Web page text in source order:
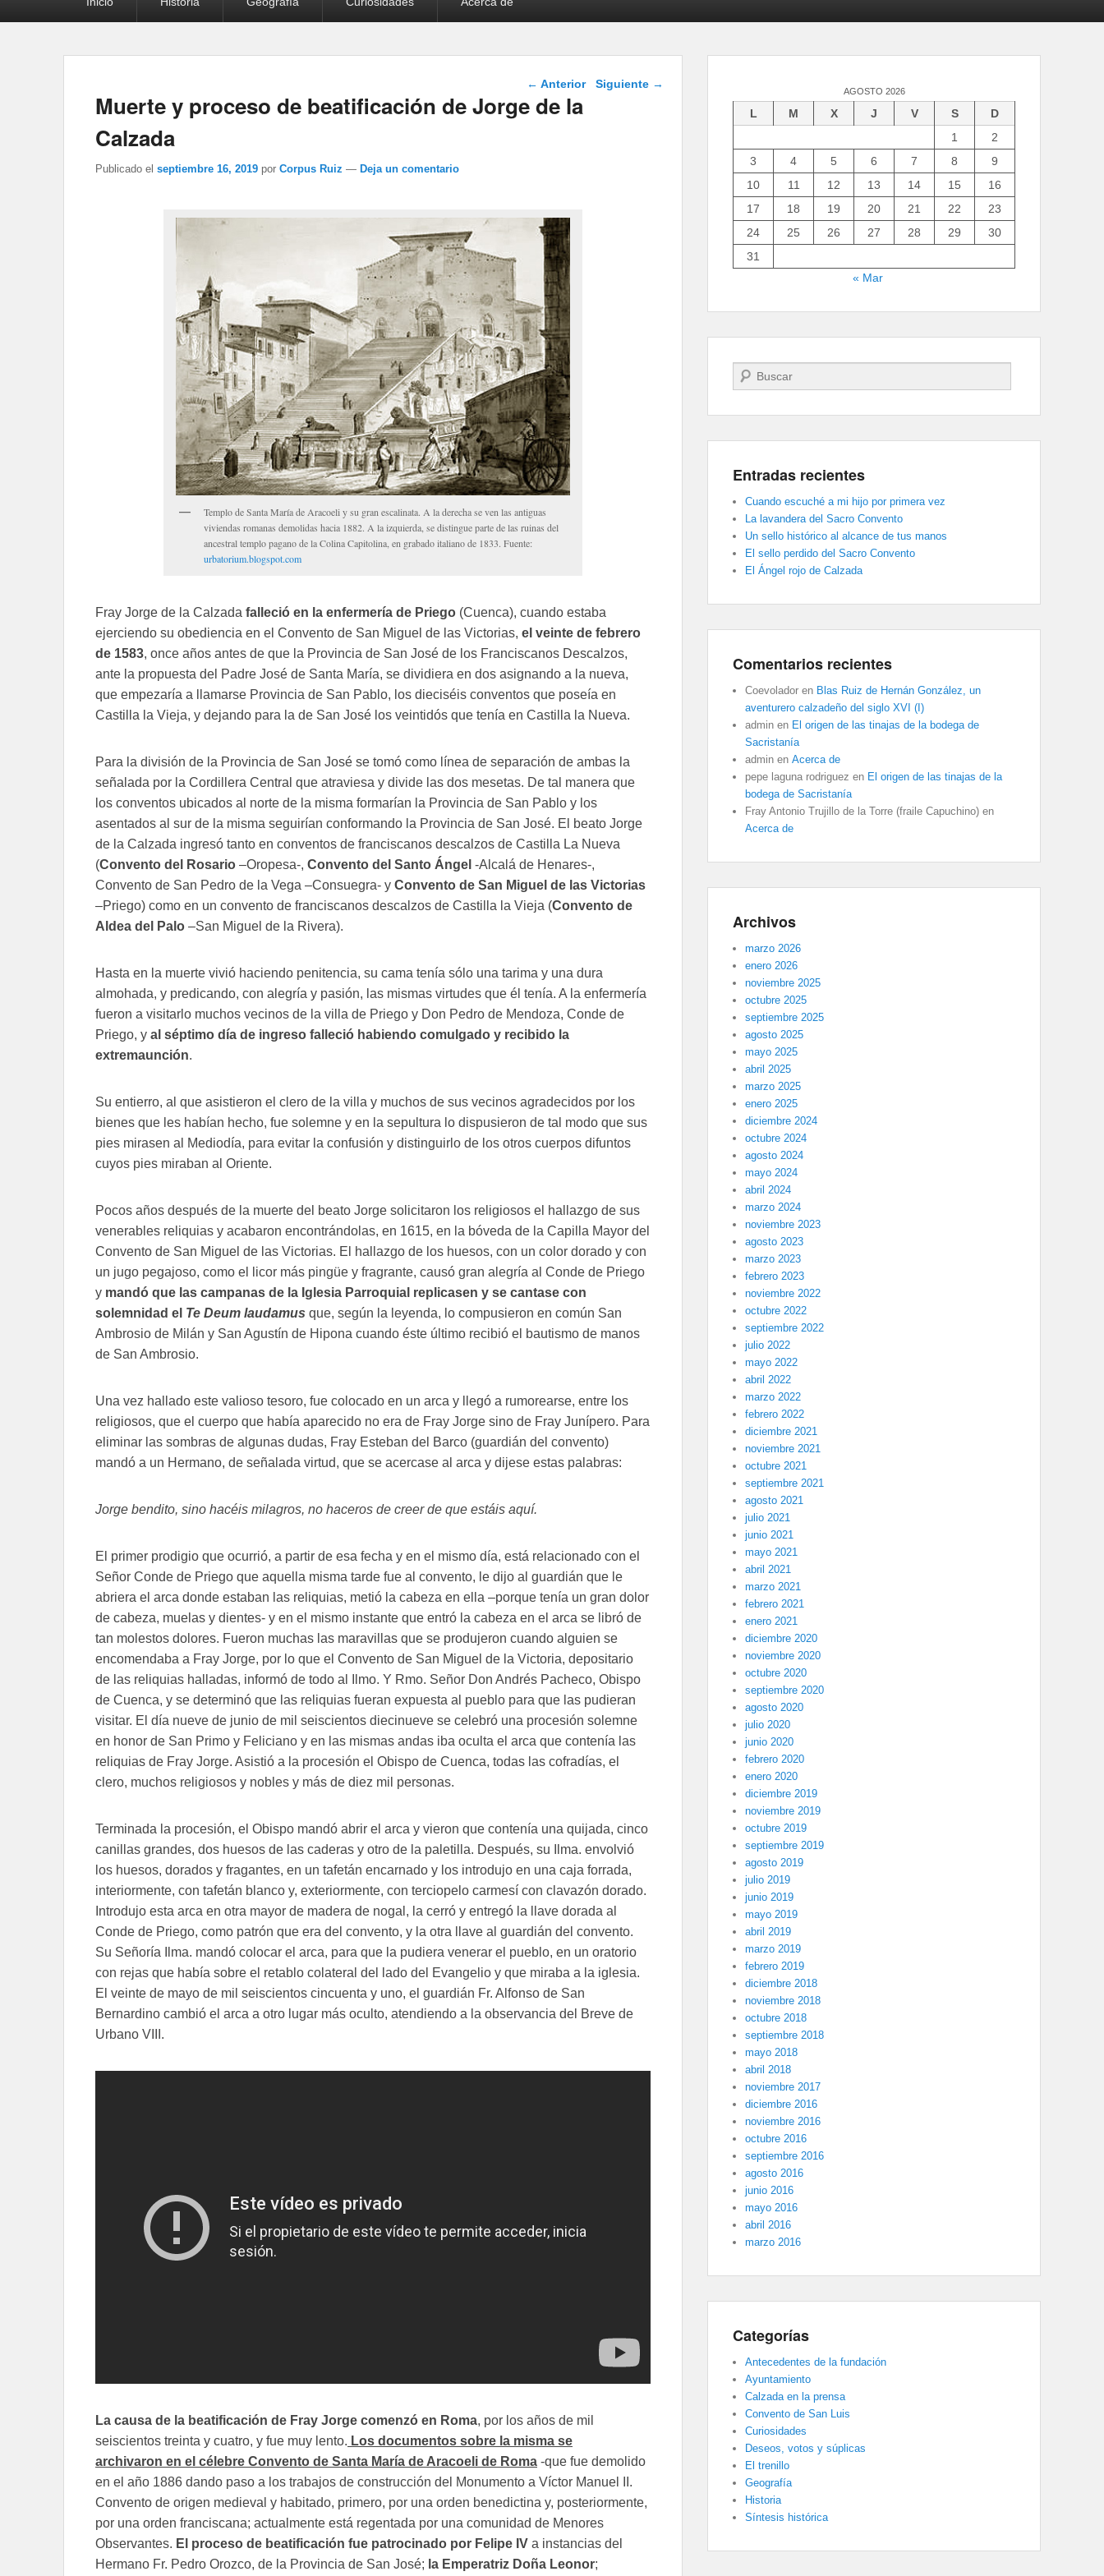
Navegación de
← Anterior Siguiente →
Muerte y proceso de beatificación de Jorge de la
Calzada
Publicado el septiembre 16, 2019 por Corpus Ruiz — Deja un comentario
Templo de Santa María de Aracoeli y su gran escalinata. A la derecha se ven las antiguas
viviendas romanas demolidas hacia 1882. A la izquierda, se distingue parte de las ruinas del
ancestral templo pagano de la Colina Capitolina, en grabado italiano de 1833. Fuente:
urbatorium.blogspot.com
Fray Jorge de la Calzada falleció en la enfermería de Priego (Cuenca), cuando estaba
ejerciendo su obediencia en el Convento de San Miguel de las Victorias, el veinte de febrero
de 1583, once años antes de que la Provincia de San José de los Franciscanos Descalzos,
ante la propuesta del Padre José de Santa María, se dividiera en dos asignando a la nueva,
que empezaría a llamarse Provincia de San Pablo, los dieciséis conventos que poseía en
Castilla la Vieja, y dejando para la de San José los veintidós que tenía en Castilla la Nueva.
Para la división de la Provincia de San José se tomó como línea de separación de ambas la
señalada por la Cordillera Central que atraviesa y divide las dos mesetas. De tal manera que
los conventos ubicados al norte de la misma formarían la Provincia de San Pablo y los
asentados al sur de la misma seguirían conformando la Provincia de San José. El beato Jorge
de la Calzada ingresó tanto en conventos de franciscanos descalzos de Castilla La Nueva
(Convento del Rosario –Oropesa-, Convento del Santo Ángel -Alcalá de Henares-,
Convento de San Pedro de la Vega –Consuegra- y Convento de San Miguel de las Victorias
–Priego) como en un convento de franciscanos descalzos de Castilla la Vieja (Convento de
Aldea del Palo –San Miguel de la Rivera).
Hasta en la muerte vivió haciendo penitencia, su cama tenía sólo una tarima y una dura
almohada, y predicando, con alegría y pasión, las mismas virtudes que él tenía. A la enfermería
fueron a visitarlo muchos vecinos de la villa de Priego y Don Pedro de Mendoza, Conde de
Priego, y al séptimo día de ingreso falleció habiendo comulgado y recibido la
extremaunción.
Su entierro, al que asistieron el clero de la villa y muchos de sus vecinos agradecidos por los
bienes que les habían hecho, fue solemne y en la sepultura lo dispusieron de tal modo que sus
pies mirasen al Mediodía, para evitar la confusión y distinguirlo de los otros cuerpos difuntos
cuyos pies miraban al Oriente.
Pocos años después de la muerte del beato Jorge solicitaron los religiosos el hallazgo de sus
venerables reliquias y acabaron encontrándolas, en 1615, en la bóveda de la Capilla Mayor del
Convento de San Miguel de las Victorias. El hallazgo de los huesos, con un color dorado y con
un jugo pegajoso, como el licor más pingüe y fragrante, causó gran alegría al Conde de Priego
y mandó que las campanas de la Iglesia Parroquial replicasen y se cantase con
solemnidad el Te Deum laudamus que, según la leyenda, lo compusieron en común San
Ambrosio de Milán y San Agustín de Hipona cuando éste último recibió el bautismo de manos
de San Ambrosio.
Una vez hallado este valioso tesoro, fue colocado en un arca y llegó a rumorearse, entre los
religiosos, que el cuerpo que había aparecido no era de Fray Jorge sino de Fray Junípero. Para
eliminar las sombras de algunas dudas, Fray Esteban del Barco (guardián del convento)
mandó a un Hermano, de señalada virtud, que se acercase al arca y dijese estas palabras:
Jorge bendito, sino hacéis milagros, no haceros de creer de que estáis aquí.
El primer prodigio que ocurrió, a partir de esa fecha y en el mismo día, está relacionado con el
Señor Conde de Priego que aquella misma tarde fue al convento, le dijo al guardián que le
abriera el arca donde estaban las reliquias, metió la cabeza en ella –porque tenía un gran dolor
de cabeza, muelas y dientes- y en el mismo instante que entró la cabeza en el arca se libró de
tan molestos dolores. Fueron muchas las maravillas que se produjeron cuando alguien se
encomendaba a Fray Jorge, por lo que el Convento de San Miguel de la Victoria, depositario
de las reliquias halladas, informó de todo al Ilmo. Y Rmo. Señor Don Andrés Pacheco, Obispo
de Cuenca, y se determinó que las reliquias fueran expuesta al pueblo para que las pudieran
visitar. El día nueve de junio de mil seiscientos diecinueve se celebró una procesión solemne
en honor de San Primo y Feliciano y en las mismas andas iba oculta el arca que contenía las
reliquias de Fray Jorge. Asistió a la procesión el Obispo de Cuenca, todas las cofradías, el
clero, muchos religiosos y nobles y más de diez mil personas.
Terminada la procesión, el Obispo mandó abrir el arca y vieron que contenía una quijada, cinco
canillas grandes, dos huesos de las caderas y otro de la paletilla. Después, su Ilma. envolvió
los huesos, dorados y fragantes, en un tafetán encarnado y los introdujo en una caja forrada,
interiormente, con tafetán blanco y, exteriormente, con terciopelo carmesí con clavazón dorado.
Introdujo esta arca en otra mayor de madera de nogal, la cerró y entregó la llave dorada al
Conde de Priego, como patrón que era del convento, y la otra llave al guardián del convento.
Su Señoría Ilma. mandó colocar el arca, para que la pudiera venerar el pueblo, en un oratorio
con rejas que había sobre el retablo colateral del lado del Evangelio y que miraba a la iglesia.
El veinte de mayo de mil seiscientos cincuenta y uno, el guardián Fr. Alfonso de San
Bernardino cambió el arca a otro lugar más oculto, atendiendo a la observancia del Breve de
Urbano VIII.
La causa de la beatificación de Fray Jorge comenzó en Roma, por los años de mil
seiscientos treinta y cuatro, y fue muy lento. Los documentos sobre la misma se
archivaron en el célebre Convento de Santa María de Aracoeli de Roma -que fue demolido
en el año 1886 dando paso a los trabajos de construcción del Monumento a Víctor Manuel II.
Convento de origen medieval y habitado, primero, por una orden benedictina y, posteriormente,
por una orden franciscana; actualmente está regentada por una comunidad de Menores
Observantes. El proceso de beatificación fue patrocinado por Felipe IV a instancias del
Hermano Fr. Pedro Orozco, de la Provincia de San José; la Emperatriz Doña Leonor;
AGOSTO 2026
L M X J V S
D
1
2
3
4 5 6 7 8
9
10
11 12 13 14 15
16
17
18 19 20 21 22
23
24
25 26 27 28 29
30
31
« Mar
Buscar
Entradas recientes
Cuando escuché a mi hijo por primera vez
La lavandera del Sacro Convento
Un sello histórico al alcance de tus manos
El sello perdido del Sacro Convento
El Ángel rojo de Calzada
Comentarios recientes
Coevolador en Blas Ruiz de Hernán González, un
aventurero calzadeño del siglo XVI (I)
admin en El origen de las tinajas de la bodega de
Sacristanía
admin en Acerca de
pepe laguna rodriguez en El origen de las tinajas de la
bodega de Sacristanía
Fray Antonio Trujillo de la Torre (fraile Capuchino) en
Acerca de
Archivos
marzo 2026
enero 2026
noviembre 2025
octubre 2025
septiembre 2025
agosto 2025
mayo 2025
abril 2025
marzo 2025
enero 2025
diciembre 2024
octubre 2024
agosto 2024
mayo 2024
abril 2024
marzo 2024
noviembre 2023
agosto 2023
marzo 2023
febrero 2023
noviembre 2022
octubre 2022
septiembre 2022
julio 2022
mayo 2022
abril 2022
marzo 2022
febrero 2022
diciembre 2021
noviembre 2021
octubre 2021
septiembre 2021
agosto 2021
julio 2021
junio 2021
mayo 2021
abril 2021
marzo 2021
febrero 2021
enero 2021
diciembre 2020
noviembre 2020
octubre 2020
septiembre 2020
agosto 2020
julio 2020
junio 2020
febrero 2020
enero 2020
diciembre 2019
noviembre 2019
octubre 2019
septiembre 2019
agosto 2019
julio 2019
junio 2019
mayo 2019
abril 2019
marzo 2019
febrero 2019
diciembre 2018
noviembre 2018
octubre 2018
septiembre 2018
mayo 2018
abril 2018
noviembre 2017
diciembre 2016
noviembre 2016
octubre 2016
septiembre 2016
agosto 2016
junio 2016
mayo 2016
abril 2016
marzo 2016
Categorías
Antecedentes de la fundación
Ayuntamiento
Calzada en la prensa
Convento de San Luis
Curiosidades
Deseos, votos y súplicas
El trenillo
Geografía
Historia
Síntesis histórica